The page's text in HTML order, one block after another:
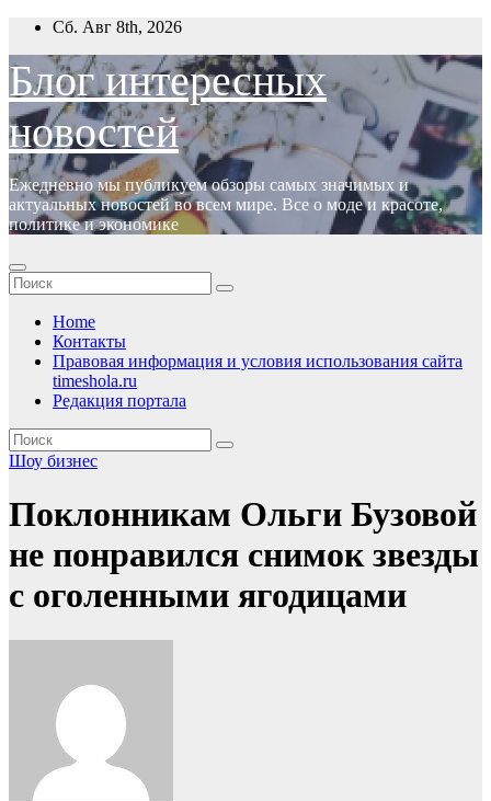
Перейти
содержимому
Сб. Авг 8th, 2026
Блог интересных
новостей
Ежедневно мы публикуем обзоры самых значимых и
актуальных новостей во всем мире. Все о моде и красоте,
политике и экономике
Home
Контакты
Правовая информация и условия использования сайта
timeshola.ru
Редакция портала
Шоу бизнес
Поклонникам Ольги Бузовой
не понравился снимок звезды
с оголенными ягодицами